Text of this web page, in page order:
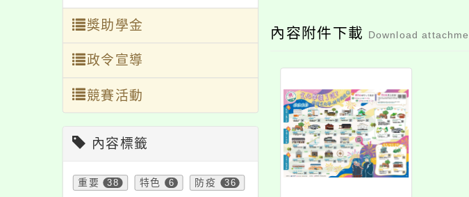
獎助學金
政令宣導
競賽活動
內容標籤
重要 38 特色 6 防疫 36
內容附件下載 Download